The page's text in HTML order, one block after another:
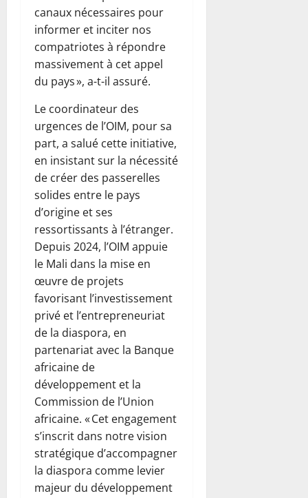
canaux nécessaires pour
informer et inciter nos
compatriotes à répondre
massivement à cet appel
du pays », a-t-il assuré.
Le coordinateur des
urgences de l’OIM, pour sa
part, a salué cette initiative,
en insistant sur la nécessité
de créer des passerelles
solides entre le pays
d’origine et ses
ressortissants à l’étranger.
Depuis 2024, l’OIM appuie
le Mali dans la mise en
œuvre de projets
favorisant l’investissement
privé et l’entrepreneuriat
de la diaspora, en
partenariat avec la Banque
africaine de
développement et la
Commission de l’Union
africaine. « Cet engagement
s’inscrit dans notre vision
stratégique d’accompagner
la diaspora comme levier
majeur du développement